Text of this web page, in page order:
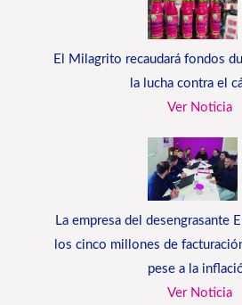
El Milagrito recaudará fondos
la lucha contra el
Ver Noticia
La empresa del desengrasante
los cinco millones de
pese a la
Ver Noticia